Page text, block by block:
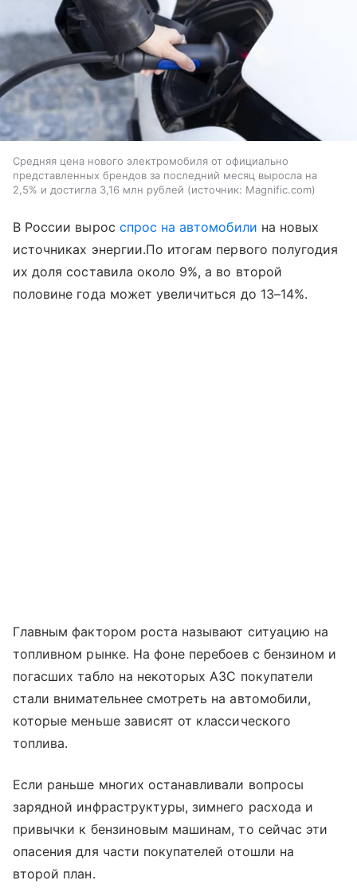
Средняя цена нового электромобиля от официально
представленных брендов за последний месяц выросла на
2,5% и достигла 3,16 млн рублей
источник: Magnific.com
В России вырос спрос на автомобили на новых
источниках энергии.По итогам первого полугодия
их доля составила около 9%, а во второй
половине года может увеличиться до 13–14%.
Главным фактором роста называют ситуацию на
топливном рынке. На фоне перебоев с бензином и
погасших табло на некоторых АЗС покупатели
стали внимательнее смотреть на автомобили,
которые меньше зависят от классического
топлива.
Если раньше многих останавливали вопросы
зарядной инфраструктуры, зимнего расхода и
привычки к бензиновым машинам, то сейчас эти
опасения для части покупателей отошли на
второй план.